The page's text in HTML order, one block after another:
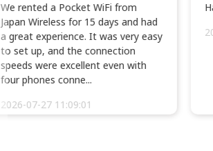
We rented a Pocket WiFi from
Japan Wireless for 15 days and had
a great experience. It was very easy
to set up, and the connection
speeds were excellent even with
four phones conne...
2026-07-27 11:09:01